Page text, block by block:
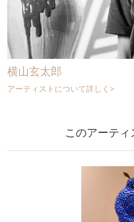
横山玄太郎
アーティストについて詳しく>
このアーテ